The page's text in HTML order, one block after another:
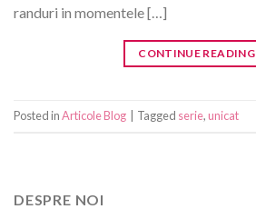
randuri in momentele […]
CONTINUE READING
Posted inArticole Blog Tagged serie,unicat
DESPRE NOI